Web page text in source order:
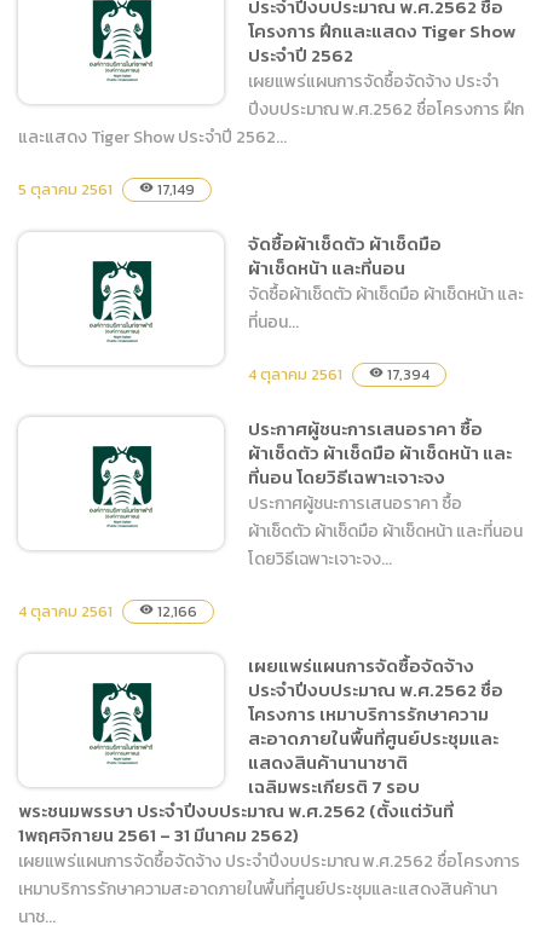
(ตั้งแต่วันที่ 1 พฤศจิกายน
2561 – 31 มีนาคม 2562)
เผยแพร่แผนการจัดซื้อจัดจ้าง
พ.ศ.2562 ชื่อโครงการ ฝึก
และแสดง Tiger Show ประจำ
ประจำปีงบประมาณ พ.ศ.2562 ชื่อ
โครงการ ฝึกและแสดง Tiger Show
ประจำปี 2562
เผยแพร่แผนการจัดซื้อจัดจ้าง ประจำ
ปีงบประมาณ พ.ศ.2562 ชื่อโครงการ ฝึก
และแสดง Tiger Show ประจำปี 2562...
5 ตุลาคม 2561 visibility 17,149
จัดซื้อผ้าเช็ดตัว ผ้าเช็ดมือ
ผ้าเช็ดหน้า และที่นอน
จัดซื้อผ้าเช็ดตัว ผ้าเช็ดมือ
ผ้าเช็ดหน้า และที่นอน
จัดซื้อผ้าเช็ดตัว ผ้าเช็ดมือ ผ้าเช็ดหน้า และ
ที่นอน...
4 ตุลาคม 2561 visibility 17,394
ซื้อผ้าเช็ดตัว ผ้าเช็ดมือ
ผ้าเช็ดหน้า และที่นอน โดยวิธี
เฉพาะเจาะจง
ประกาศผู้ชนะการเสนอราคา ซื้อ
ผ้าเช็ดตัว ผ้าเช็ดมือ ผ้าเช็ดหน้า และ
ที่นอน โดยวิธีเฉพาะเจาะจง
ประกาศผู้ชนะการเสนอราคา ซื้อ
ผ้าเช็ดตัว ผ้าเช็ดมือ ผ้าเช็ดหน้า และที่นอน
โดยวิธีเฉพาะเจาะจง...
4 ตุลาคม 2561 visibility 12,166
เผยแพร่แผนการจัดซื้อจัดจ้าง
ประจำปีงบประมาณ
พ.ศ.2562 ชื่อโครงการ เหมา
เผยแพร่แผนการจัดซื้อจัดจ้าง
ประจำปีงบประมาณ พ.ศ.2562 ชื่อ
โครงการ เหมาบริการรักษาความ
สะอาดภายในพื้นที่ศูนย์ประชุมและ
แสดงสินค้านานาชาติ
เฉลิมพระเกียรติ 7 รอบ
พระชนมพรรษา ประจำปีงบประมาณ พ.ศ.2562 (ตั้งแต่วันที่
1พฤศจิกายน 2561 – 31 มีนาคม 2562)
เผยแพร่แผนการจัดซื้อจัดจ้าง ประจำปีงบประมาณ พ.ศ.2562 ชื่อโครงการ
เหมาบริการรักษาความสะอาดภายในพื้นที่ศูนย์ประชุมและแสดงสินค้านา
นาช...